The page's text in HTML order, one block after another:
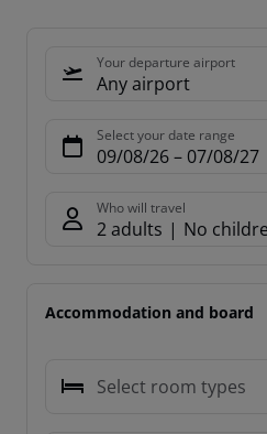
Your departure airport
Any airport
Select your date range
09/08/26– 07/08/27
Who will travel
2 adults No
Accommodation and board
Select room types